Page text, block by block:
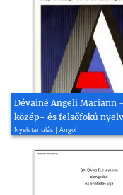
Dévainé Angeli Mariann
közép- és felsőfokú
Nyelvtanulás | Angol